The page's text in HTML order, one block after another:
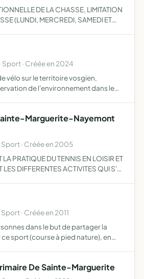
DE LA CHASSE, LIMITATION
(LUNDI, MERCREDI, SAMEDI ET
· Créée en 2024
vélo sur le territoire vosgien,
de l'environnement dans le
Marguerite-Nayemont
· Créée en 2005
LA PRATIQUE DU TENNIS EN LOISIR ET
LES DIFFERENTES ACTIVITES QUI S'Y
ENTRAN…
· Créée en 2011
dans le but de partager la
sport (course à pied nature), en
De Sainte-Marguerite